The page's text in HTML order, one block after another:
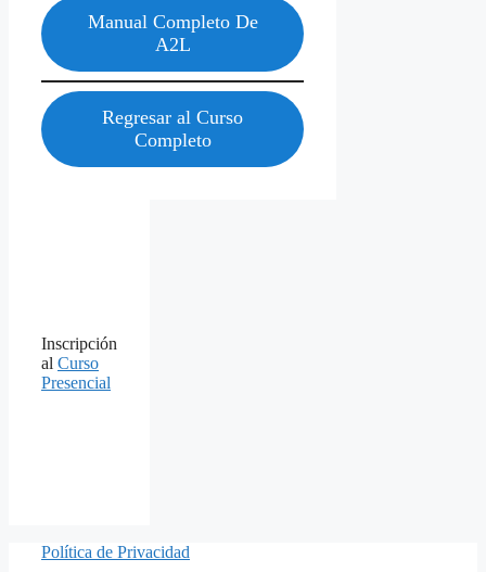
Manual Completo De
A2L
Regresar al Curso
Completo
Inscripción
al Curso
Presencial
Política de Privacidad